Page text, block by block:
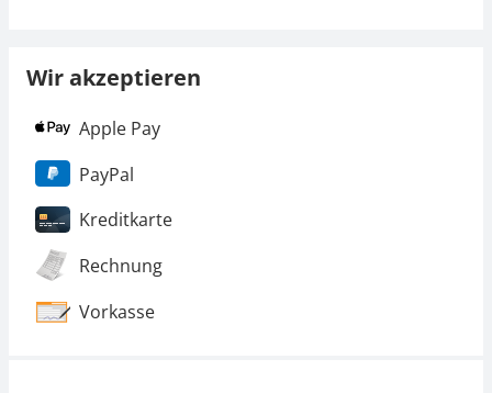
Wir akzeptieren
Apple Pay
PayPal
Kreditkarte
Rechnung
Vorkasse